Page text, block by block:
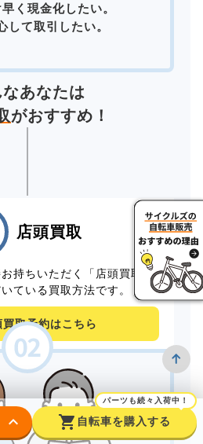
く現金化したい。
して取引したい。
あなたは
がおすすめ！
店頭買取
持ちいただく「店頭買取」
ている買取方法です。
買取予約はこちら
keyboard_arrow_down shopping_cart
パーツも続々入荷中！
自転車を購入する